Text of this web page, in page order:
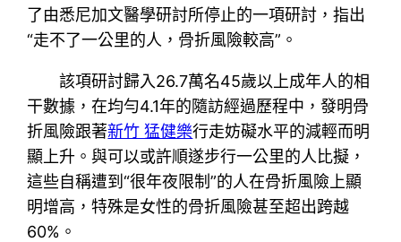
了由悉尼加文醫學研討所停止的一項研討，指出
“走不了一公里的人，骨折風險較高”。
該項研討歸入26.7萬名45歲以上成年人的相
干數據，在均勻4.1年的隨訪經過歷程中，發明骨
折風險跟著新竹 猛健樂行走妨礙水平的減輕而明
顯上升。與可以或許順遂步行一公里的人比擬，
這些自稱遭到“很年夜限制”的人在骨折風險上顯
明增高，特殊是女性的骨折風險甚至超出跨越
60%。